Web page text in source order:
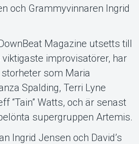
Tickster
och Grammyvinnaren Ingrid
Magazine utsetts till
improvisatörer, har
som Maria
Spalding, Terri Lyne
“Tain” Watts, och är senast
supergruppen Artemis.
Ingrid Jensen och David’s